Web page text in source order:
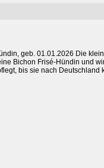
geb. 01.01.2026 Die
Bichon Frisé-Hündin und
bis sie nach Deutschland